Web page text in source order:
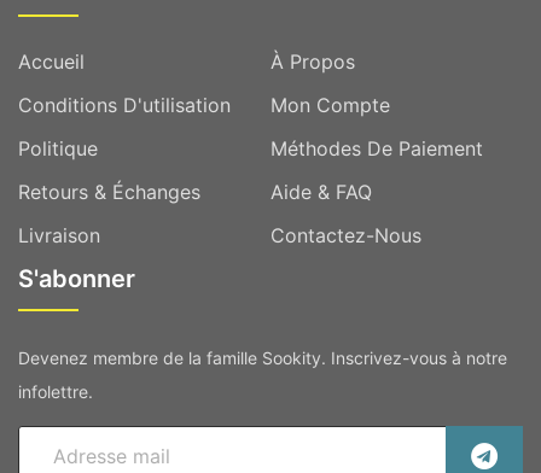
Accueil
À Propos
Conditions D'utilisation
Mon Compte
Politique
Méthodes De Paiement
Retours & Échanges
Aide & FAQ
Livraison
Contactez-Nous
S'abonner
Devenez membre de la famille Sookity. Inscrivez-vous à notre
infolettre.